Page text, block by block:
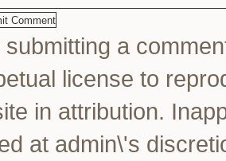
submitting a
license to
in attribution.
at admin\'s